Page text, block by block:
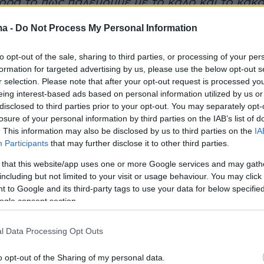
- Do Not Process My Personal Information
opt-out of the sale, sharing to third parties, or processing of your
for targeted advertising by us, please use the below opt-out
selection. Please note that after your opt-out request is processed
interest-based ads based on personal information utilized by us
to third parties prior to your opt-out. You may separately
of your personal information by third parties on the IAB’s list of
This information may also be disclosed by us to third parties on the
Participants that may further disclose it to other third parties.
that this website/app uses one or more Google services and may
but not limited to your visit or usage behaviour. You may
to Google and its third-party tags to use your data for below
consent section.
Data Processing Opt Outs
opt-out of the Sharing of my personal data.
αυτή η διαχρονική ιστορία αγγίζει τον
σημαίνει να είσαι ζωντανός. Η γραφή είναι
απίστευτο και το εύρος της παραγωγής